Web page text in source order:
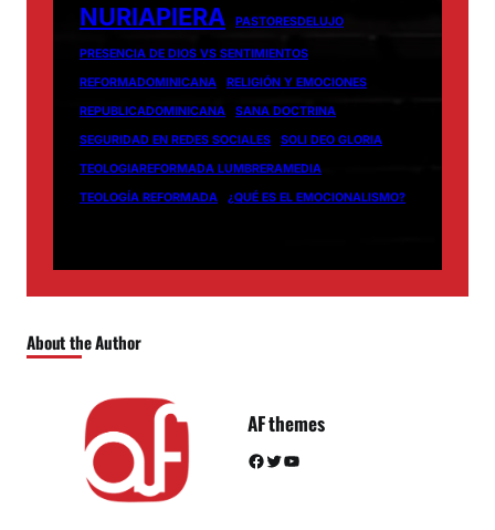
NURIAPIERA PASTORESDELUJO
PRESENCIA DE DIOS VS SENTIMIENTOS
REFORMADOMINICANA
RELIGIÓN Y EMOCIONES
REPUBLICADOMINICANA
SANA DOCTRINA
SEGURIDAD EN REDES SOCIALES
SOLI DEO GLORIA
TEOLOGIAREFORMADA LUMBRERAMEDIA
TEOLOGÍA REFORMADA
¿QUÉ ES EL EMOCIONALISMO?
About the Author
AF themes
Facebook Twitter YouTube